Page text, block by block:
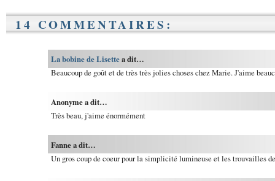
14 COMMENTAIRES:
La bobine de Lisettea dit…
Beaucoup de goût et de très très jolies choses chez Marie. J'aime
Anonyme a dit…
Très beau, j'aime énormément
Fanne a dit…
Un gros coup de coeur pour la simplicité lumineuse et les trouvailles